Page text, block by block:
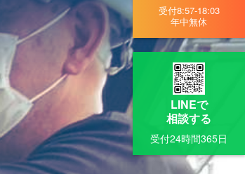
LINEで
相談する
受付24時間365日
受付8:57-18:03
年中無休